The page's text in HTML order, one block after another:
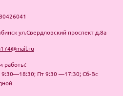
ул.Свердловский проспект д.8а
работы:
9:30—18:30; Пт 9:30 —17:30; Сб-Вс